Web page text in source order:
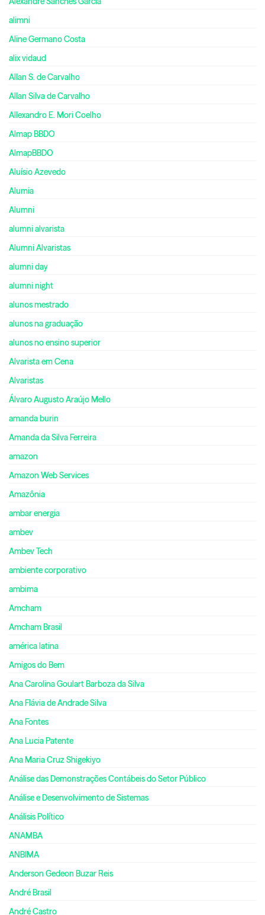
alimni
Aline Germano Costa
alix vidaud
Allan S. de Carvalho
Allan Silva de Carvalho
Allexandro E. Mori Coelho
Almap BBDO
AlmapBBDO
Aluísio Azevedo
Alumia
Alumni
alumni alvarista
Alumni Alvaristas
alumni day
alumni night
alunos mestrado
alunos na graduação
alunos no ensino superior
Alvarista em Cena
Alvaristas
Álvaro Augusto Araújo Mello
amanda burin
Amanda da Silva Ferreira
amazon
Amazon Web Services
Amazônia
ambar energia
ambev
Ambev Tech
ambiente corporativo
ambima
Amcham
Amcham Brasil
américa latina
Amigos do Bem
Ana Carolina Goulart Barboza da Silva
Ana Flávia de Andrade Silva
Ana Fontes
Ana Lucia Patente
Ana Maria Cruz Shigekiyo
Análise das Demonstrações Contábeis do Setor Público
Análise e Desenvolvimento de Sistemas
Análisis Político
ANAMBA
ANBIMA
Anderson Gedeon Buzar Reis
André Brasil
André Castro